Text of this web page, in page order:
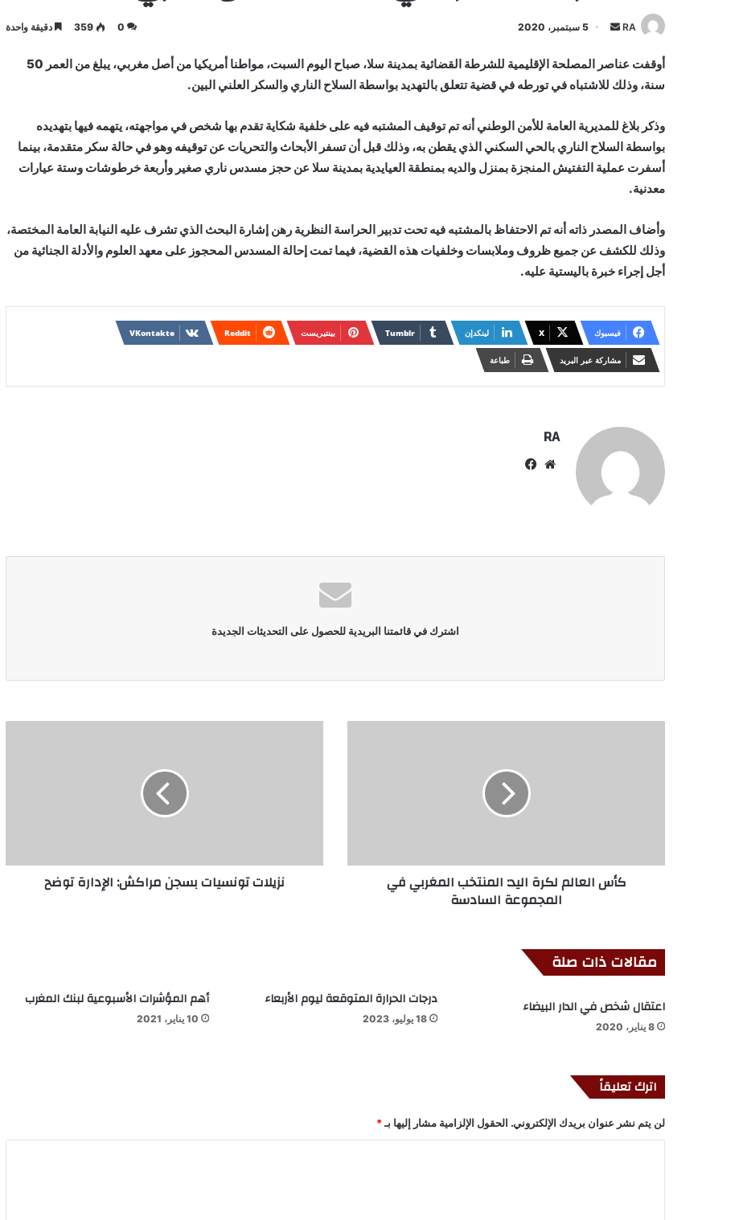
RA
أرسل
إلكترونيا
5 سبتمبر، 2020 0
359 دقيقة واحدة
أوقفت عناصر المصلحة الإقليمية للشرطة القضائية بمدينة سلا، صباح اليوم السبت، مواطنا أمريكيا من أصل مغربي، يبلغ من العمر 50
سنة، وذلك للاشتباه في تورطه في قضية تتعلق بالتهديد بواسطة السلاح الناري والسكر العلني البين.
وذكر بلاغ للمديرية العامة للأمن الوطني أنه تم توقيف المشتبه فيه على خلفية شكاية تقدم بها شخص في مواجهته، يتهمه فيها بتهديده
بواسطة السلاح الناري بالحي السكني الذي يقطن به، وذلك قبل أن تسفر الأبحاث والتحريات عن توقيفه وهو في حالة سكر متقدمة، بينما
أسفرت عملية التفتيش المنجزة بمنزل والديه بمنطقة العيايدية بمدينة سلا عن حجز مسدس ناري صغير وأربعة خرطوشات وستة عيارات
معدنية.
وأضاف المصدر ذاته أنه تم الاحتفاظ بالمشتبه فيه تحت تدبير الحراسة النظرية رهن إشارة البحث الذي تشرف عليه النيابة العامة المختصة،
وذلك للكشف عن جميع ظروف وملابسات وخلفيات هذه القضية، فيما تمت إحالة المسدس المحجوز على معهد العلوم والأدلة الجنائية من
أجل إجراء خبرة باليستية عليه.
فيسبوك X لينكدإن بينتيريست
مشاركة عبر البريد طباعة
RA
موقع
اشترك في قائمتنا البريدية للحصول على التحديثات الجديدة
كأس العالم لكرة اليد: المنتخب المغربي في
المجموعة السادسة
نزيلات تونسيات بسجن مراكش: الإدارة توضح
مقالات ذات صلة
اعتقال شخص في الدار البيضاء
8 يناير، 2020
درجات الحرارة المتوقعة ليوم الأربعاء
18 يوليو، 2023
أهم المؤشرات الأسبوعية لبنك المغرب
10 يناير، 2021
اترك تعليقاً
لن يتم نشر عنوان بريدك الإلكتروني. الحقول الإلزامية مشار إليها بـ*